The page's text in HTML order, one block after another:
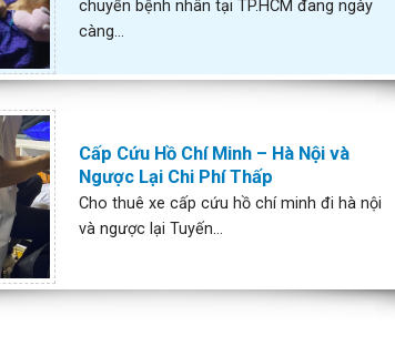
chuyển bệnh nhân tại TP.HCM đang ngày
càng...
Cấp Cứu Hồ Chí Minh – Hà Nội và
Ngược Lại Chi Phí Thấp
Cho thuê xe cấp cứu hồ chí minh đi hà nội
và ngược lại Tuyến...